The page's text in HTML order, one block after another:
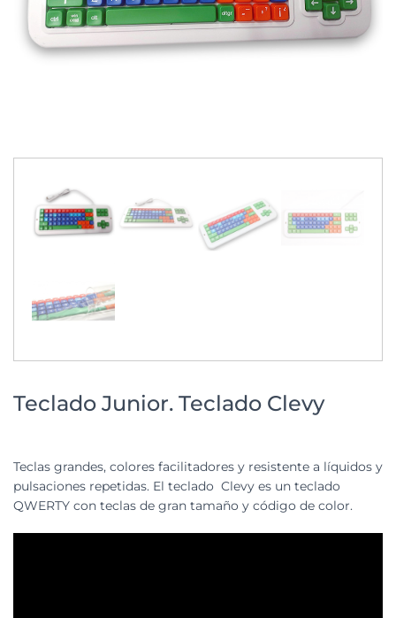
Teclado Junior. Teclado Clevy
Teclas grandes, colores facilitadores y resistente a líquidos y
pulsaciones repetidas. El teclado Clevy es un teclado
QWERTY con teclas de gran tamaño y código de color.